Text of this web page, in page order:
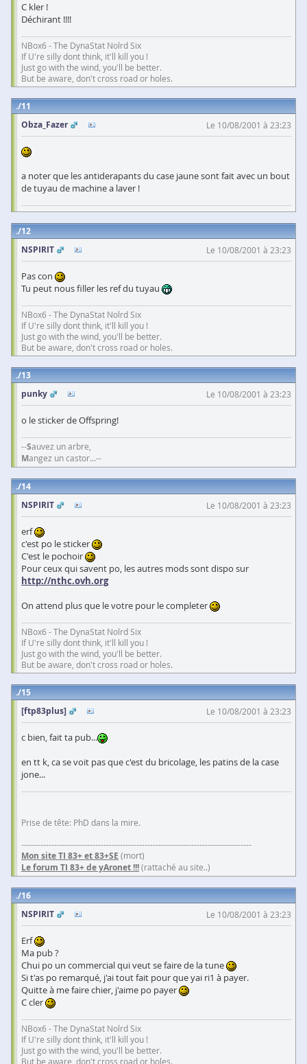
C kler !
Déchirant !!!!
NBox6 - The DynaStat Nolrd Six
If U're silly dont think, it'll kill you !
Just go with the wind, you'll be better.
But be aware, don't cross road or holes.
11
Obza_Fazer
Le 10/08/2001 à 23:23
a noter que les antiderapants du case jaune sont fait avec un bout
de tuyau de machine a laver !
12
NSPIRIT
Le 10/08/2001 à 23:23
Pas con
Tu peut nous filler les ref du tuyau
NBox6 - The DynaStat Nolrd Six
If U're silly dont think, it'll kill you !
Just go with the wind, you'll be better.
But be aware, don't cross road or holes.
13
punky
Le 10/08/2001 à 23:23
o le sticker de Offspring!
--Sauvez un arbre,
Mangez un castor...--
14
NSPIRIT
Le 10/08/2001 à 23:23
erf
c'est po le sticker
C'est le pochoir
Pour ceux qui savent po, les autres mods sont dispo sur
http://nthc.ovh.org
On attend plus que le votre pour le completer
NBox6 - The DynaStat Nolrd Six
If U're silly dont think, it'll kill you !
Just go with the wind, you'll be better.
But be aware, don't cross road or holes.
15
[ftp83plus]
Le 10/08/2001 à 23:23
c bien, fait ta pub...
en tt k, ca se voit pas que c'est du bricolage, les patins de la case
jone...
Prise de tête: PhD dans la mire.
------------------------------------------------------------------------------------
Mon site TI 83+ et 83+SE (mort)
Le forum TI 83+ de yAronet !!!(rattaché au site..)
16
NSPIRIT
Le 10/08/2001 à 23:23
Erf
Ma pub ?
Chui po un commercial qui veut se faire de la tune
Si t'as po remarqué, j'ai tout fait pour que yai ri1 à payer.
Quitte à me faire chier, j'aime po payer
C cler
NBox6 - The DynaStat Nolrd Six
If U're silly dont think, it'll kill you !
Just go with the wind, you'll be better.
But be aware, don't cross road or holes.